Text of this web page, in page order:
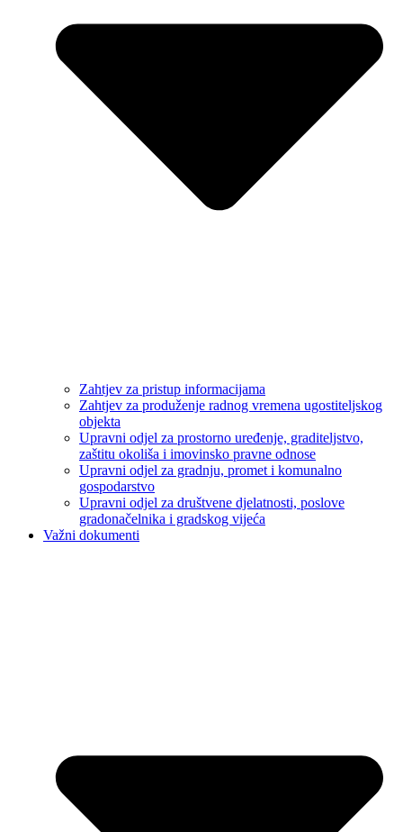
Zahtjev za pristup informacijama
Zahtjev za produženje radnog vremena ugostiteljskog
objekta
Upravni odjel za prostorno uređenje, graditeljstvo,
zaštitu okoliša i imovinsko pravne odnose
Upravni odjel za gradnju, promet i komunalno
gospodarstvo
Upravni odjel za društvene djelatnosti, poslove
gradonačelnika i gradskog vijeća
Važni dokumenti